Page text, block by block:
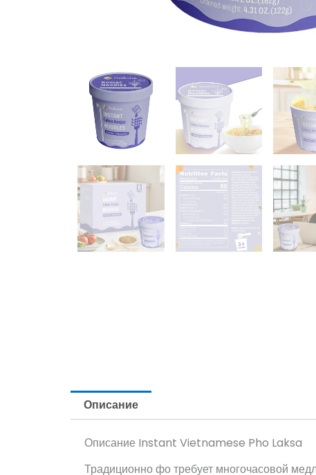
Описание
Описание Instant Vietnamese Pho Laksa
Традиционно фо требует многочасовой